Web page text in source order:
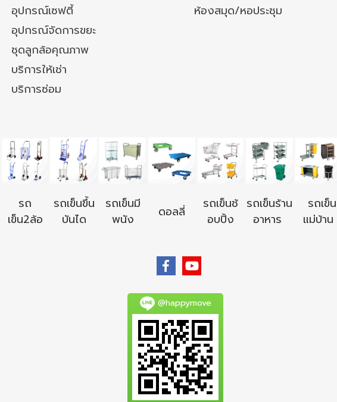
อุปกรณ์เซฟตี้
ห้องสมุด/หอประชุม
อุปกรณ์จัดการขยะ
ชุดลูกล้อคุณภาพ
บริการให้เช่า
บริการซ่อม
รถ
เข็น2ล้อ
รถเข็นขึ้น
บันได
รถเข็นมี
พนัง
ดอลลี่
รถเข็นช้
อบปิ้ง
รถเข็นร้าน
อาหาร
รถเข็น
แม่บ้าน
@happymove